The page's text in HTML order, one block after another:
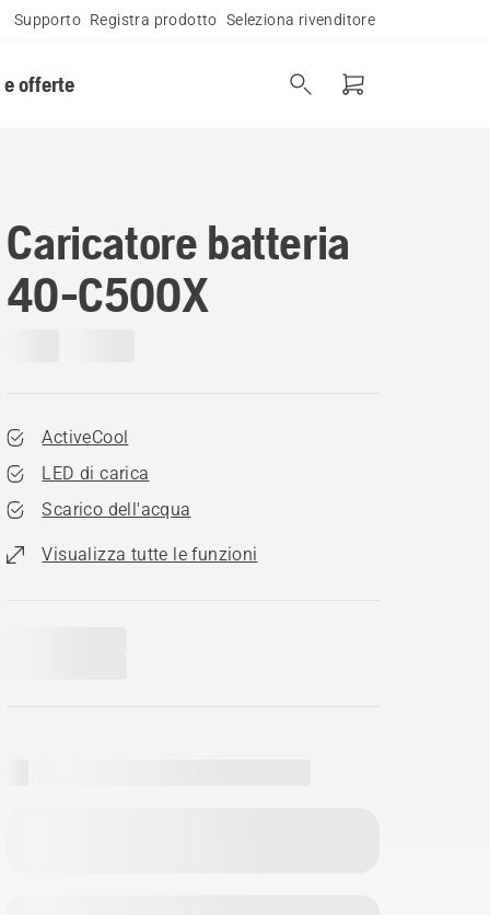
Supporto Registra prodotto Seleziona rivenditore
offerte
Caricatore batteria
40-C500X
ActiveCool
LED di carica
Scarico dell'acqua
Visualizza tutte le funzioni